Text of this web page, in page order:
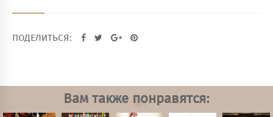
ПОДЕЛИТЬСЯ:
Вам также понравятся: